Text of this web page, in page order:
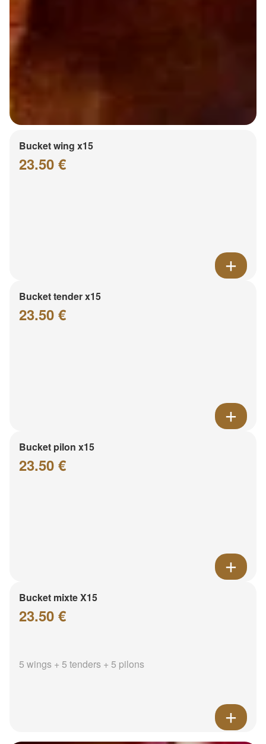
Bucket wing x15
23.50 €
Bucket tender x15
23.50 €
Bucket pilon x15
23.50 €
Bucket mixte X15
23.50 €
5 wings + 5 tenders + 5 pilons